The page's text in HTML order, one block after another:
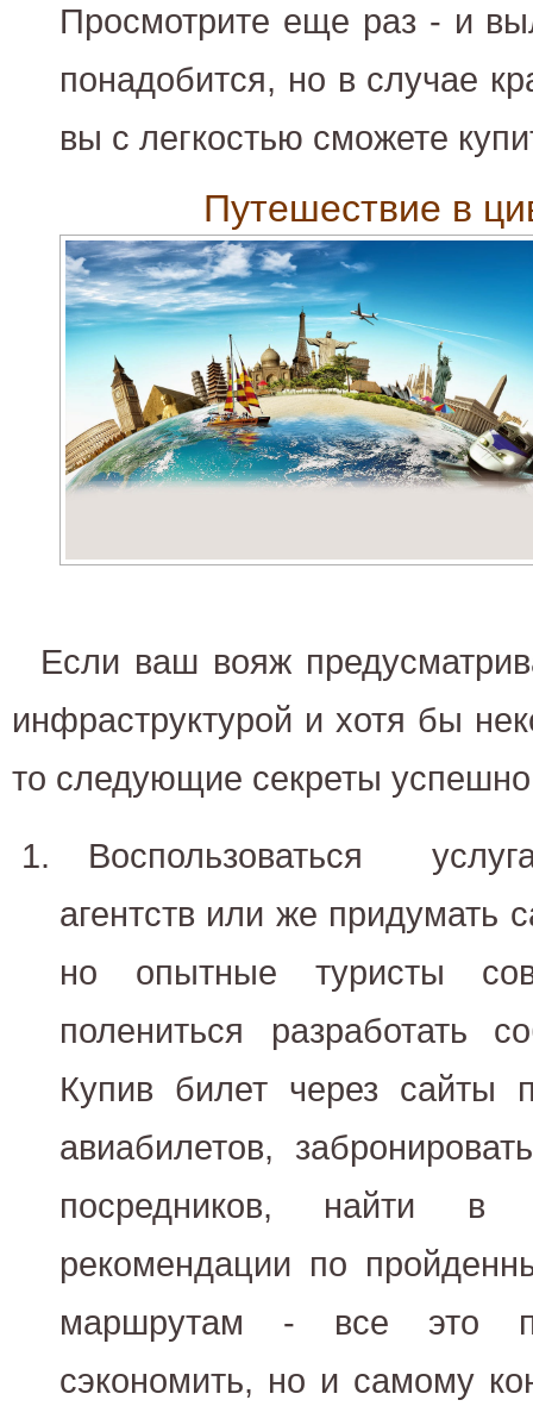
Просмотрите еще раз - и
понадобится, но в случае
вы с легкостью сможете
Путешествие в
Если ваш вояж
инфраструктурой и хотя бы
то следующие секреты
Воспользоваться
агентств или же придумать
но опытные туристы
полениться разработать
Купив билет через сайты
авиабилетов,
посредников, найти в
рекомендации по
маршрутам - все это
сэкономить, но и самому